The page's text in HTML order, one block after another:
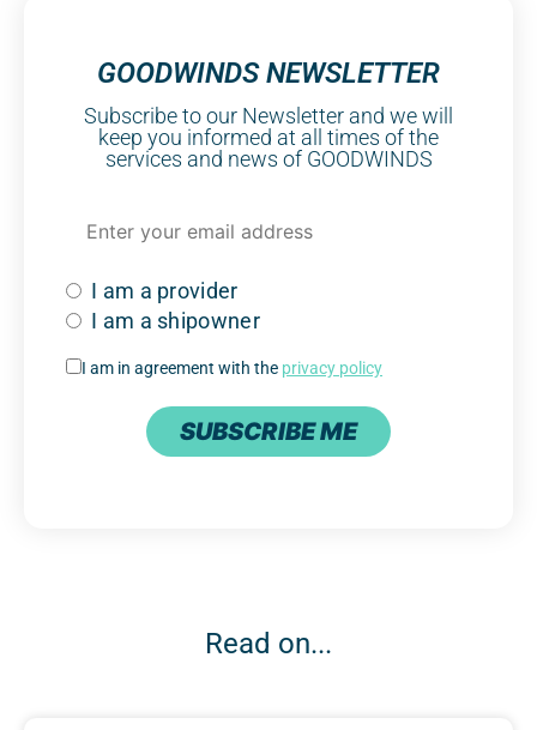
GOODWINDS NEWSLETTER
Subscribe to our Newsletter and we will
keep you informed at all times of the
services and news of GOODWINDS
I am a provider
I am a shipowner
I am in agreement with the privacy policy
SUBSCRIBE ME
Read on...